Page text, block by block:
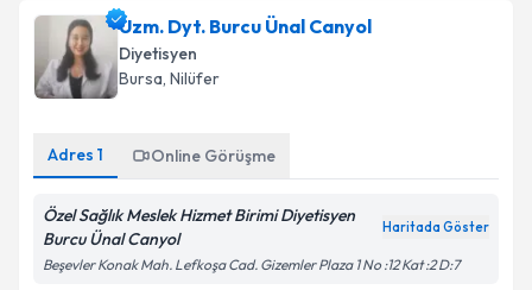
Uzm. Dyt. Burcu Ünal Canyol
Diyetisyen
Bursa, Nilüfer
Adres 1 Online Görüşme
Özel Sağlık Meslek Hizmet Birimi Diyetisyen
Burcu Ünal Canyol
Haritada Göster
Beşevler Konak Mah. Lefkoşa Cad. Gizemler Plaza 1 No :12 Kat :2 D:7